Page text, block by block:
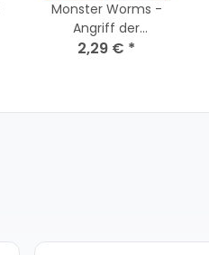
Monster Worms -
Angriff der
Monsterwürmer / DVD
2,29 € *